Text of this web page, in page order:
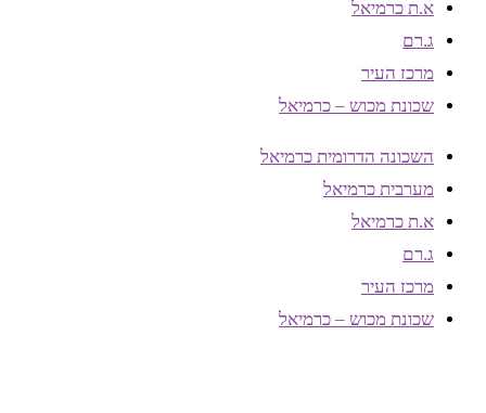
א.ת כרמיאל
ג.רם
מרכז העיר
שכונת מכוש – כרמיאל
השכונה הדרומית כרמיאל
מערבית כרמיאל
א.ת כרמיאל
ג.רם
מרכז העיר
שכונת מכוש – כרמיאל